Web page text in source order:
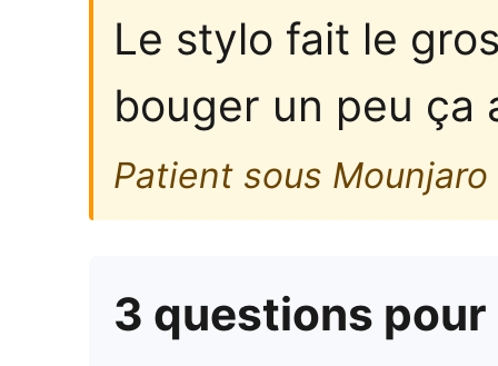
Le stylo fait le
bouger un peu ça
Patient sous
3 questions